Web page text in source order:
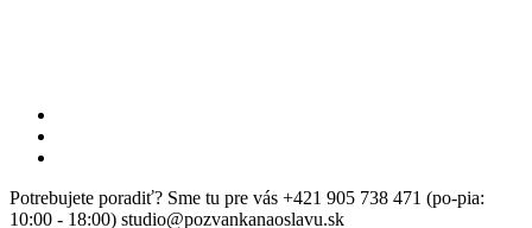
Potrebujete poradiť? Sme tu pre vás +421 905 738 471 (po-pia:
10:00 - 18:00) studio@pozvankanaoslavu.sk